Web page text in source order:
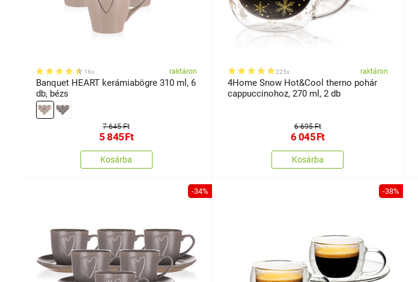
16x raktáron
Banquet HEART kerámiabögre 310 ml, 6
db, bézs
7 645 Ft
5 845Ft
Kosárba
225x raktáron
4Home Snow Hot&Cool therno pohár
cappuccinohoz, 270 ml, 2 db
6 695 Ft
6 045Ft
Kosárba
-34% -38%